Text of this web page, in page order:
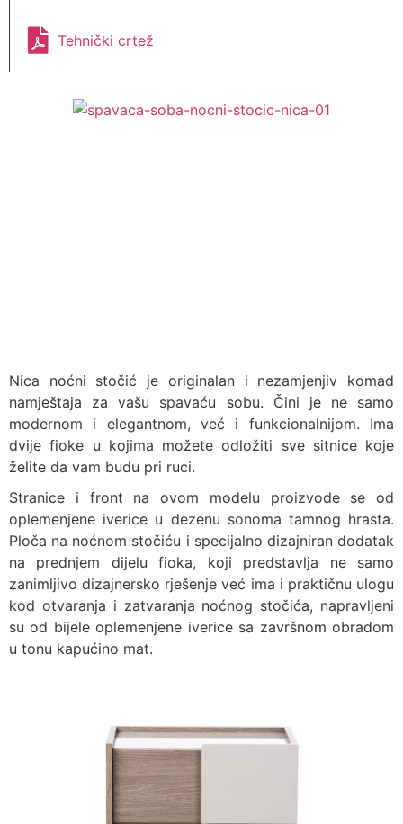
Tehnički crtež
Nica noćni stočić je originalan i nezamjenjiv komad
namještaja za vašu spavaću sobu. Čini je ne samo
modernom i elegantnom, već i funkcionalnijom. Ima
dvije fioke u kojima možete odložiti sve sitnice koje
želite da vam budu pri ruci.
Stranice i front na ovom modelu proizvode se od
oplemenjene iverice u dezenu sonoma tamnog hrasta.
Ploča na noćnom stočiću i specijalno dizajniran dodatak
na prednjem dijelu fioka, koji predstavlja ne samo
zanimljivo dizajnersko rješenje već ima i praktičnu ulogu
kod otvaranja i zatvaranja noćnog stočića, napravljeni
su od bijele oplemenjene iverice sa završnom obradom
u tonu kapućino mat.